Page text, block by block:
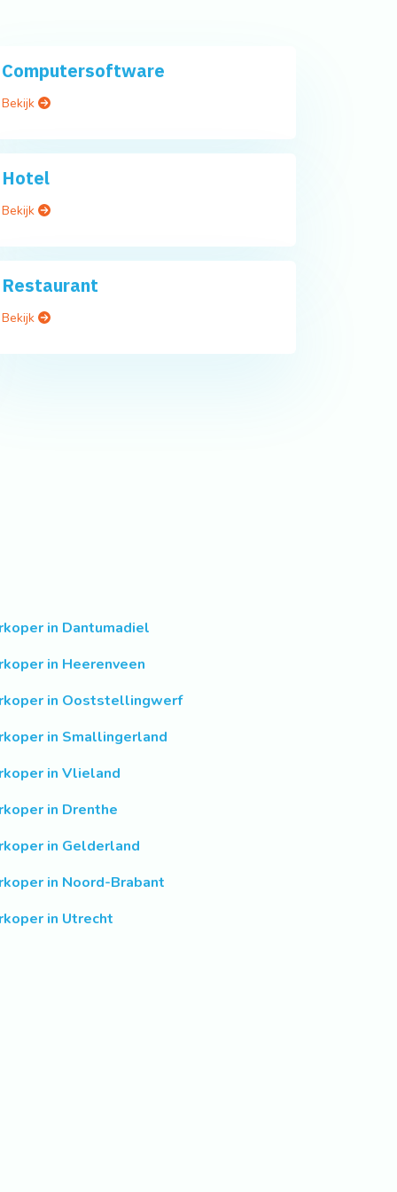
Computersoftware
Bekijk
Hotel
Bekijk
Restaurant
Bekijk
in Dantumadiel
in Heerenveen
in Ooststellingwerf
in Smallingerland
in Vlieland
in Drenthe
in Gelderland
in Noord-Brabant
in Utrecht